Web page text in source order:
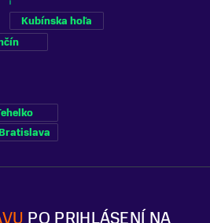
PO PRIHLÁSENÍ NA
Kubínska hoľa